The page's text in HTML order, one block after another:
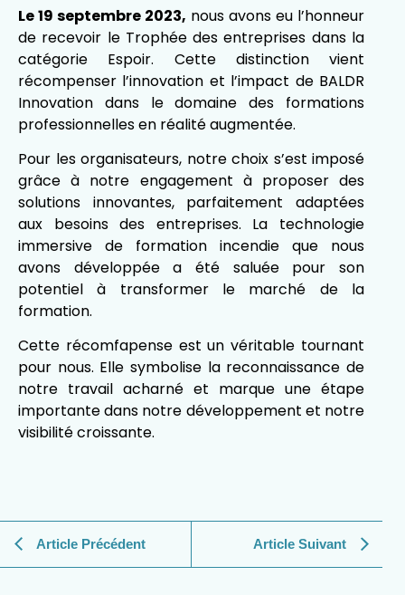
Le 19 septembre 2023, nous avons eu l’honneur
de recevoir le Trophée des entreprises dans la
catégorie Espoir. Cette distinction vient
récompenser l’innovation et l’impact de BALDR
Innovation dans le domaine des formations
professionnelles en réalité augmentée.
Pour les organisateurs, notre choix s’est imposé
grâce à notre engagement à proposer des
solutions innovantes, parfaitement adaptées
aux besoins des entreprises. La technologie
immersive de formation incendie que nous
avons développée a été saluée pour son
potentiel à transformer le marché de la
formation.
Cette récomfapense est un véritable tournant
pour nous. Elle symbolise la reconnaissance de
notre travail acharné et marque une étape
importante dans notre développement et notre
visibilité croissante.
Article Précédent Article Suivant